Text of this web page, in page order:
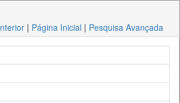
| Página Inicial | Pesquisa Avançada